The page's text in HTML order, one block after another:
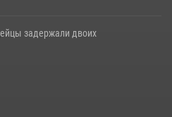
задержали двоих